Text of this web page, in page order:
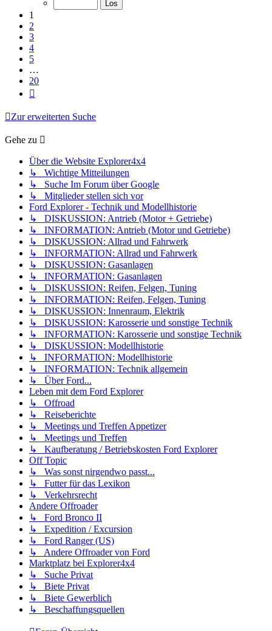
1
2
3
4
5
…
20
Zur erweiterten Suche
Gehe zu
Über die Website Explorer4x4
↳ Wichtige Mitteilungen
↳ Suche Im Forum über Google
↳ Mitglieder stellen sich vor
Ford Explorer - Technik und Modellhistorie
↳ DISKUSSION: Antrieb (Motor + Getriebe)
↳ INFORMATION: Antrieb (Motor und Getriebe)
↳ DISKUSSION: Allrad und Fahrwerk
↳ INFORMATION: Allrad und Fahrwerk
↳ DISKUSSION: Gasanlagen
↳ INFORMATION: Gasanlagen
↳ DISKUSSION: Reifen, Felgen, Tuning
↳ INFORMATION: Reifen, Felgen, Tuning
↳ DISKUSSION: Innenraum, Elektrik
↳ DISKUSSION: Karosserie und sonstige Technik
↳ INFORMATION: Karosserie und sonstige Technik
↳ DISKUSSION: Modellhistorie
↳ INFORMATION: Modellhistorie
↳ INFORMATION: Technik allgemein
↳ Über Ford...
Leben mit dem Ford Explorer
↳ Offroad
↳ Reiseberichte
↳ Meetings und Treffen Appetizer
↳ Meetings und Treffen
↳ Kaufberatung / Betriebskosten Ford Explorer
Off Topic
↳ Was sonst nirgendwo passt...
↳ Futter für das Lexikon
↳ Verkehrsrecht
Andere Offroader
↳ Ford Bronco II
↳ Expedition / Excursion
↳ Ford Ranger (US)
↳ Andere Offroader von Ford
Marktplatz bei Explorer4x4
↳ Suche Privat
↳ Biete Privat
↳ Biete Gewerblich
↳ Beschaffungsquellen